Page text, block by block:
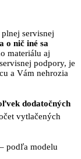
servisnej
o nič iné sa
materiálu aj
podpory, je
a Vám nehrozia
dodatočných
vytlačených
podľa modelu